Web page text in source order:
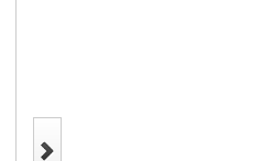
常磐線/取手 徒歩28分